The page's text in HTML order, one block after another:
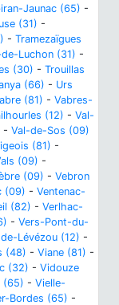
Jaunac (65) -
(31) -
- Tramezaïgues
Luchon (31) -
(30) - Trouillas
(66) - Urs
(81) - Vabres-
(12) - Val-
- Val-de-Sos (09)
(81) -
(09) -
(09) - Vebron
(09) - Ventenac-
(82) - Verlhac-
- Vers-Pont-du-
Lévézou (12) -
(48) - Viane (81) -
(32) - Vidouze
(65) - Vielle-
Bordes (65) -